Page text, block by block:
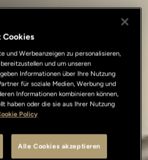
Cookies
und Werbeanzeigen zu personalisieren,
und um unseren
Informationen über Ihre Nutzung
für soziale Medien, Werbung und
Informationen kombinieren können,
haben oder die sie aus Ihrer Nutzung
Policy
Alle Cookies akzeptieren